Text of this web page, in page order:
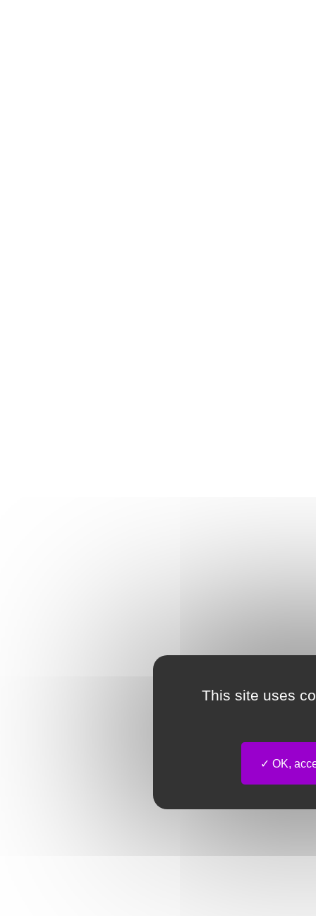
This site uses
OK,